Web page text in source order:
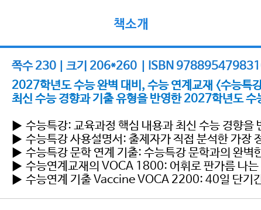
책소개
쪽수 230 | 크기 206*260 | ISBN
2027학년도 수능 완벽 대비, 수능 연계교재 <수능특
최신 수능 경향과 기출 유형을 반영한 2027학년도 수
▶ 수능특강: 교육과정 핵심 내용과 최신 수능 경향을
▶ 수능특강 사용설명서: 출제자가 직접 분석한 가장
▶ 수능특강 문학 연계 기출: 수능특강 문학과의 완벽
▶ 수능연계교재의 VOCA 1800: 어휘로 판가름 나는
▶ 수능연계 기출 Vaccine VOCA 2200: 40일 단기